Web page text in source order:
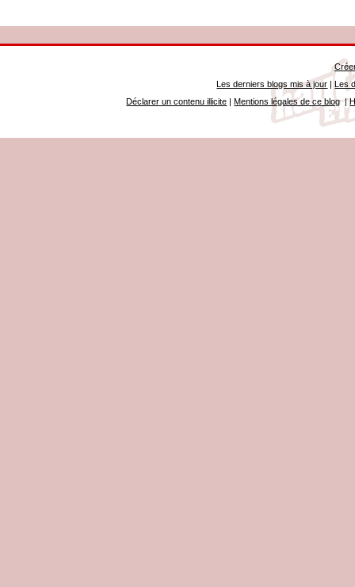
Les derniers blogs mis à jour |Les
Déclarer un contenu illicite |Mentions légales de ce blog|